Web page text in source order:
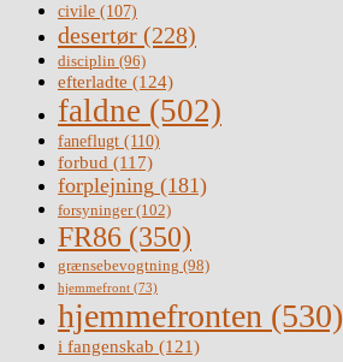
civile (107)
desertør (228)
disciplin (96)
efterladte (124)
faldne (502)
faneflugt (110)
forbud (117)
forplejning (181)
forsyninger(102)
FR86 (350)
grænsebevogtning (98)
hjemmefront (73)
hjemmefronten (530)
i fangenskab (121)